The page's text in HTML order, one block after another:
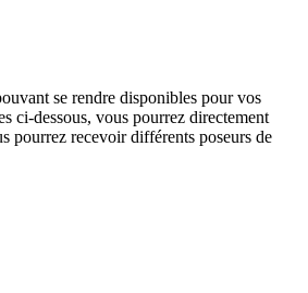
se rendre disponibles pour vos
ci-dessous, vous pourrez directement
pourrez recevoir différents poseurs de